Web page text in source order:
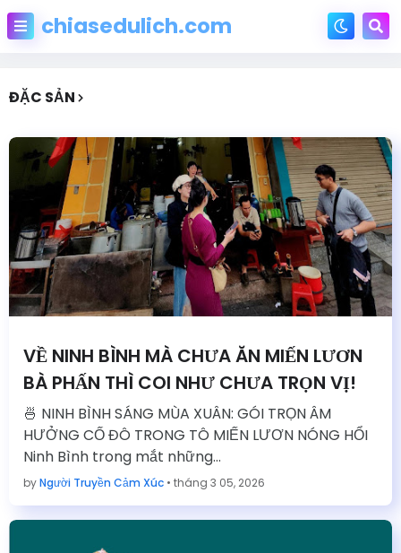
chiasedulich.com
ĐẶC SẢN
VỀ NINH BÌNH MÀ CHƯA ĂN MIẾN LƯƠN
BÀ PHẤN THÌ COI NHƯ CHƯA TRỌN VỊ!
🍜 NINH BÌNH SÁNG MÙA XUÂN: GÓI TRỌN ÂM
HƯỞNG CỐ ĐÔ TRONG TÔ MIẾN LƯƠN NÓNG HỔI
Ninh Bình trong mắt những…
byNgười Truyền Cảm Xúc • tháng 3 05, 2026